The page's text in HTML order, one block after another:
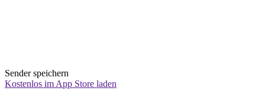
Sender speichern
Kostenlos im App Store laden